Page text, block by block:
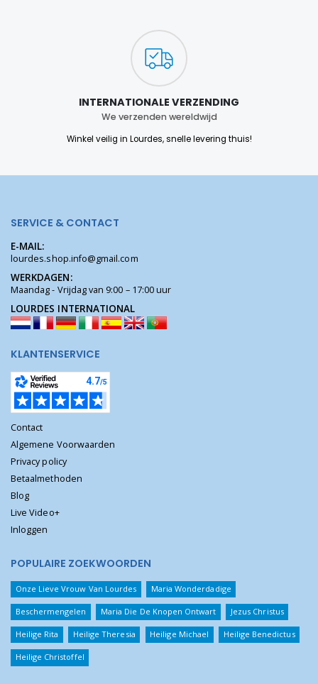
INTERNATIONALE VERZENDING
We verzenden wereldwijd
Winkel veilig in Lourdes, snelle levering thuis!
SERVICE & CONTACT
E-MAIL:
lourdes.shop.info@gmail.com
WERKDAGEN:
Maandag - Vrijdag van 9:00 – 17:00 uur
LOURDES INTERNATIONAL
KLANTENSERVICE
Contact
Algemene Voorwaarden
Privacy policy
Betaalmethoden
Blog
Live Video+
Inloggen
POPULAIRE ZOEKWOORDEN
Onze Lieve Vrouw Van Lourdes Maria Wonderdadige
Beschermengelen Maria Die De Knopen Ontwart Jezus Christus
Heilige Rita Heilige Theresia Heilige Michael Heilige Benedictus
Heilige Christoffel